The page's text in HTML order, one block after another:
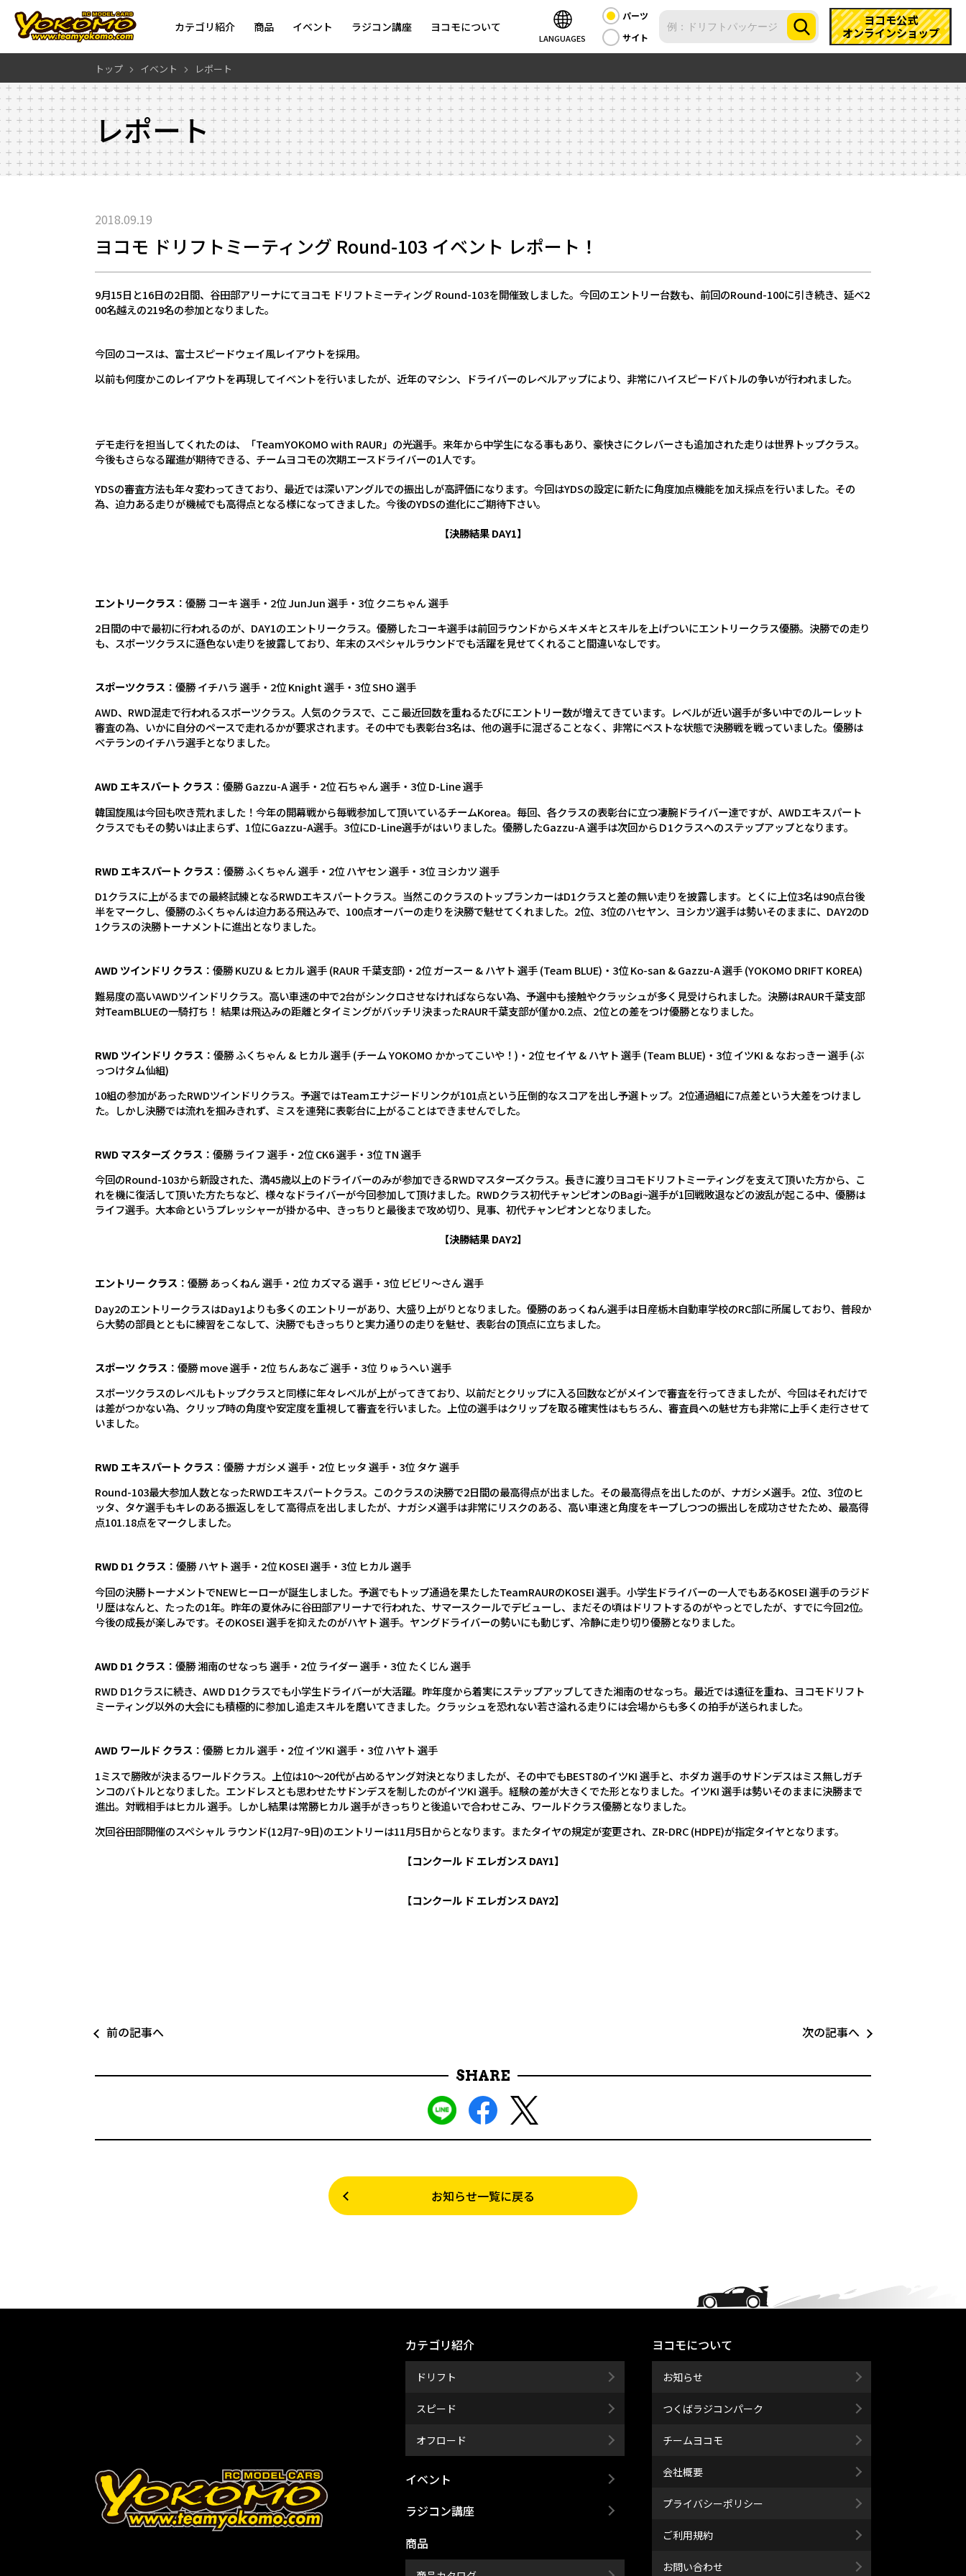
カテゴリ紹介 商品 イベント ラジコン講座 ヨコモについて
LANGUAGES
パーツ
サイト
ヨコモ公式
オンラインショップ
トップ イベント レポート
レポート
2018.09.19
ヨコモ ドリフトミーティング Round-103 イベント レポート！
9月15日と16日の2日間、谷田部アリーナにてヨコモ ドリフトミーティング Round-103を開催致しました。今回のエントリー台数も、前回のRound-100に引き続き、延べ2
00名越えの219名の参加となりました。
今回のコースは、富士スピードウェイ風レイアウトを採用。
以前も何度かこのレイアウトを再現してイベントを行いましたが、近年のマシン、ドライバーのレベルアップにより、非常にハイスピードバトルの争いが行われました。
デモ走行を担当してくれたのは、「TeamYOKOMO with RAUR」の光選手。来年から中学生になる事もあり、豪快さにクレバーさも追加された走りは世界トップクラス。
今後もさらなる躍進が期待できる、チームヨコモの次期エースドライバーの1人です。
YDSの審査方法も年々変わってきており、最近では深いアングルでの振出しが高評価になります。今回はYDSの設定に新たに角度加点機能を加え採点を行いました。その
為、迫力ある走りが機械でも高得点となる様になってきました。今後のYDSの進化にご期待下さい。
【決勝結果 DAY1】
エントリークラス ：優勝 コーキ 選手・2位 JunJun 選手・3位 クニちゃん 選手
2日間の中で最初に行われるのが、DAY1のエントリークラス。優勝したコーキ選手は前回ラウンドからメキメキとスキルを上げついにエントリークラス優勝。決勝での走り
も、スポーツクラスに遜色ない走りを披露しており、年末のスペシャルラウンドでも活躍を見せてくれること間違いなしです。
スポーツクラス ：優勝 イチハラ 選手・2位 Knight 選手・3位 SHO 選手
AWD、RWD混走で行われるスポーツクラス。人気のクラスで、ここ最近回数を重ねるたびにエントリー数が増えてきています。レベルが近い選手が多い中でのルーレット
審査の為、いかに自分のペースで走れるかが要求されます。その中でも表彰台3名は、他の選手に混ざることなく、非常にベストな状態で決勝戦を戦っていました。優勝は
ベテランのイチハラ選手となりました。
AWD エキスパート クラス ：優勝 Gazzu-A 選手・2位 石ちゃん 選手・3位 D-Line 選手
韓国旋風は今回も吹き荒れました！今年の開幕戦から毎戦参加して頂いているチームKorea。毎回、各クラスの表彰台に立つ凄腕ドライバー達ですが、AWDエキスパート
クラスでもその勢いは止まらず、1位にGazzu-A選手。3位にD-Line選手がはいりました。優勝したGazzu-A 選手は次回からＤ1クラスへのステップアップとなります。
RWD エキスパート クラス ：優勝 ふくちゃん 選手・2位 ハヤセン 選手・3位 ヨシカツ 選手
D1クラスに上がるまでの最終試練となるRWDエキスパートクラス。当然このクラスのトップランカーはD1クラスと差の無い走りを披露します。とくに上位3名は90点台後
半をマークし、優勝のふくちゃんは迫力ある飛込みで、100点オーバーの走りを決勝で魅せてくれました。2位、3位のハセヤン、ヨシカツ選手は勢いそのままに、DAY2のD
1クラスの決勝トーナメントに進出となりました。
AWD ツインドリ クラス ：優勝 KUZU & ヒカル 選手 (RAUR 千葉支部)・2位 ガースー & ハヤト 選手 (Team BLUE)・3位 Ko-san & Gazzu-A 選手 (YOKOMO DRIFT KOREA)
難易度の高いAWDツインドリクラス。高い車速の中で2台がシンクロさせなければならない為、予選中も接触やクラッシュが多く見受けられました。決勝はRAUR千葉支部
対TeamBLUEの一騎打ち！ 結果は飛込みの距離とタイミングがバッチリ決まったRAUR千葉支部が僅か0.2点、2位との差をつけ優勝となりました。
RWD ツインドリ クラス ：優勝 ふくちゃん & ヒカル 選手 (チーム YOKOMO かかってこいや！)・2位 セイヤ & ハヤト 選手 (Team BLUE)・3位 イツKI & なおっきー 選手 (ぶ
っつけタム仙組)
10組の参加があったRWDツインドリクラス。予選ではTeamエナジードリンクが101点という圧倒的なスコアを出し予選トップ。2位通過組に7点差という大差をつけまし
た。しかし決勝では流れを掴みきれず、ミスを連発に表彰台に上がることはできませんでした。
RWD マスターズ クラス ：優勝 ライフ 選手・2位 CK6 選手・3位 TN 選手
今回のRound-103から新設された、満45歳以上のドライバーのみが参加できるRWDマスターズクラス。長きに渡りヨコモドリフトミーティングを支えて頂いた方から、こ
れを機に復活して頂いた方たちなど、様々なドライバーが今回参加して頂けました。RWDクラス初代チャンピオンのBagi~選手が1回戦敗退などの波乱が起こる中、優勝は
ライフ選手。大本命というプレッシャーが掛かる中、きっちりと最後まで攻め切り、見事、初代チャンピオンとなりました。
【決勝結果 DAY2】
エントリー クラス ：優勝 あっくねん 選手・2位 カズマる 選手・3位 ビビリ～さん 選手
Day2のエントリークラスはDay1よりも多くのエントリーがあり、大盛り上がりとなりました。優勝のあっくねん選手は日産栃木自動車学校のRC部に所属しており、普段か
ら大勢の部員とともに練習をこなして、決勝でもきっちりと実力通りの走りを魅せ、表彰台の頂点に立ちました。
スポーツ クラス ：優勝 move 選手・2位 ちんあなご 選手・3位 りゅうへい 選手
スポーツクラスのレベルもトップクラスと同様に年々レベルが上がってきており、以前だとクリップに入る回数などがメインで審査を行ってきましたが、今回はそれだけで
は差がつかない為、クリップ時の角度や安定度を重視して審査を行いました。上位の選手はクリップを取る確実性はもちろん、審査員への魅せ方も非常に上手く走行させて
いました。
RWD エキスパート クラス ：優勝 ナガシメ 選手・2位 ヒッタ 選手・3位 タケ 選手
Round-103最大参加人数となったRWDエキスパートクラス。このクラスの決勝で2日間の最高得点が出ました。その最高得点を出したのが、ナガシメ選手。2位、3位のヒ
ッタ、タケ選手もキレのある振返しをして高得点を出しましたが、ナガシメ選手は非常にリスクのある、高い車速と角度をキープしつつの振出しを成功させたため、最高得
点101.18点をマークしました。
RWD D1 クラス ：優勝 ハヤト 選手・2位 KOSEI 選手・3位 ヒカル 選手
今回の決勝トーナメントでNEWヒーローが誕生しました。予選でもトップ通過を果たしたTeamRAURのKOSEI 選手。小学生ドライバーの一人でもあるKOSEI 選手のラジド
リ歴はなんと、たったの1年。昨年の夏休みに谷田部アリーナで行われた、サマースクールでデビューし、まだその頃はドリフトするのがやっとでしたが、すでに今回2位。
今後の成長が楽しみです。そのKOSEI 選手を抑えたのがハヤト 選手。ヤングドライバーの勢いにも動じず、冷静に走り切り優勝となりました。
AWD D1 クラス ：優勝 湘南のせなっち 選手・2位 ライダー 選手・3位 たくじん 選手
RWD D1クラスに続き、AWD D1クラスでも小学生ドライバーが大活躍。昨年度から着実にステップアップしてきた湘南のせなっち。最近では遠征を重ね、ヨコモドリフト
ミーティング以外の大会にも積極的に参加し追走スキルを磨いてきました。クラッシュを恐れない若さ溢れる走りには会場からも多くの拍手が送られました。
AWD ワールド クラス ：優勝 ヒカル 選手・2位 イツKI 選手・3位 ハヤト 選手
1ミスで勝敗が決まるワールドクラス。上位は10～20代が占めるヤング対決となりましたが、その中でもBEST8のイツKI 選手と、ホダカ 選手のサドンデスはミス無しガチ
ンコのバトルとなりました。エンドレスとも思わせたサドンデスを制したのがイツKI 選手。経験の差が大きくでた形となりました。イツKI 選手は勢いそのままに決勝まで
進出。対戦相手はヒカル 選手。しかし結果は常勝ヒカル 選手がきっちりと後追いで合わせこみ、ワールドクラス優勝となりました。
次回谷田部開催のスペシャル ラウンド(12月7~9日)のエントリーは11月5日からとなります。またタイヤの規定が変更され、ZR-DRC (HDPE)が指定タイヤとなります。
【コンクール ド エレガンス DAY1】
【コンクール ド エレガンス DAY2】
前の記事へ 次の記事へ
SHARE
お知らせ一覧に戻る
カテゴリ紹介
ドリフト
スピード
オフロード
イベント
ラジコン講座
商品
ヨコモについて
お知らせ
つくばラジコンパーク
チームヨコモ
会社概要
プライバシーポリシー
ご利用規約
お問い合わせ